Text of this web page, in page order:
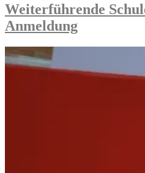
Weiterführende
Anmeldung